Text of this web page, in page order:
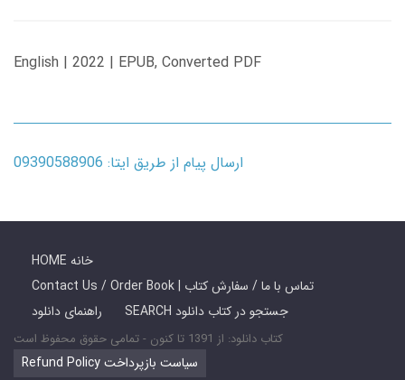
English | 2022 | EPUB, Converted PDF
ارسال پیام از طریق ایتا: 09390588906
HOME خانه
Contact Us / Order Book | تماس با ما / سفارش کتاب
راهنمای دانلود
SEARCH جستجو در کتاب دانلود
کتاب دانلود: از 1391 تا کنون - تمامی حقوق محفوظ است
Refund Policy سیاست بازپرداخت